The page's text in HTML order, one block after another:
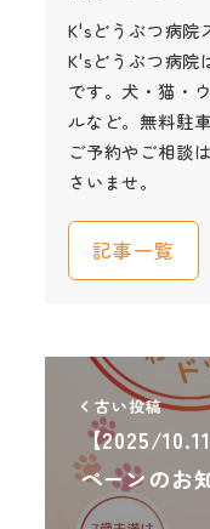
K'sどうぶつ病院
K'sどうぶつ病院
です。犬・猫・
ルなど。無料駐
ご予約やご相談
さいませ。
記事一覧
古い投稿
【2025/
ペーンのお